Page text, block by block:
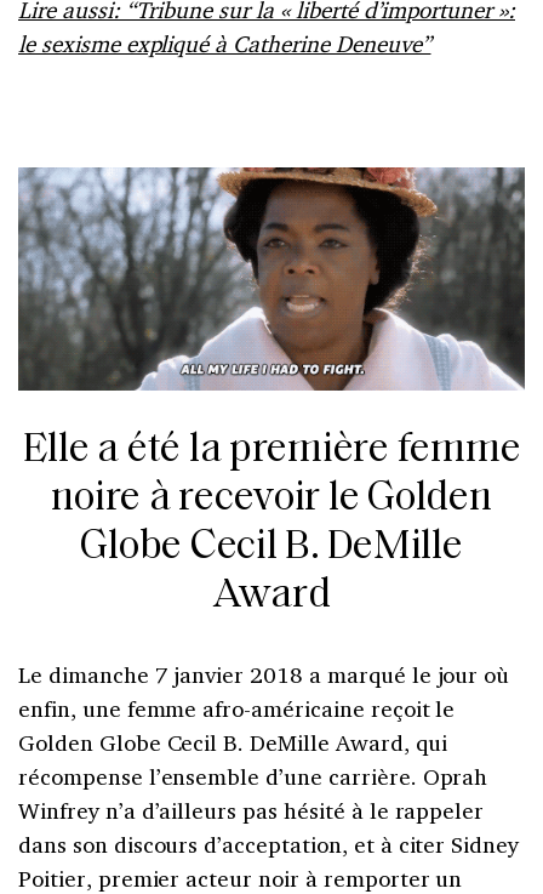
Lire aussi: “Tribune sur la « liberté d’importuner »:
le sexisme expliqué à Catherine Deneuve”
Elle a été la première femme
noire à recevoir le Golden
Globe Cecil B. DeMille
Award
Le dimanche 7 janvier 2018 a marqué le jour où
enfin, une femme afro-américaine reçoit le
Golden Globe Cecil B. DeMille Award, qui
récompense l’ensemble d’une carrière. Oprah
Winfrey n’a d’ailleurs pas hésité à le rappeler
dans son discours d’acceptation, et à citer Sidney
Poitier, premier acteur noir à remporter un